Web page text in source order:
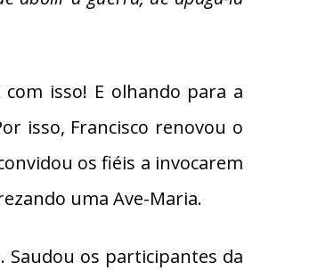
isso! E olhando para a
isso, Francisco renovou o
os fiéis a invocarem
uma Ave-Maria.
os participantes da